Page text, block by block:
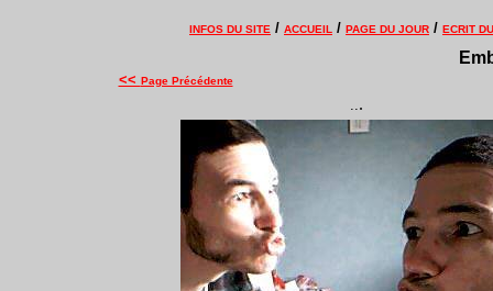
INFOS DU SITE / ACCUEIL / PAGE DU JOUR / ECRIT
<< Page Précédente
...